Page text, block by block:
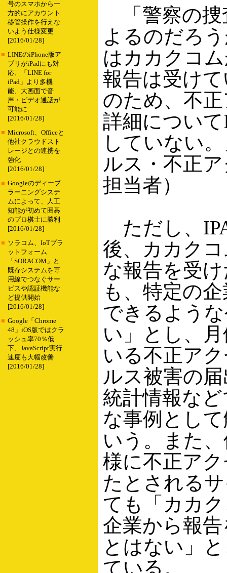
号のスマホから一
方的にアカウント
移管操作を行えな
いよう仕様変更
[2016/01/28]
■ LINEのiPhone版ア
プリがiPadにも対
応、「LINE for
iPad」より多機
能、大画面で音
声・ビデオ通話が
可能に
[2016/01/28]
■ Microsoft、Officeと
他社クラウドスト
レージとの連携を
強化
[2016/01/28]
■ Googleのディープ
ラーニングシステ
ムによって、人工
知能が初めて囲碁
のプロ棋士に勝利
[2016/01/28]
■ ソラコム、IoTプラ
ットフォーム
「SORACOM」と
既存システムを専
用線でつなぐサー
ビスや認証機能な
ど提供開始
[2016/01/28]
■ Google「Chrome
48」iOS版ではクラ
ッシュ率70％低
下、JavaScript実行
速度も大幅改善
[2016/01/28]
「警察の捜
よるのだろ
はカカクコ
報告は受け
のため、不
詳細につい
していない
ルス・不正
担当者）
ただし、
後、カカク
な報告を受
も、特定の
できるよう
い」とし、
いる不正ア
ルス被害の
統計情報な
な事例とし
いう。また
様に不正ア
たとされる
ても「カカ
企業から報
とはない」
ている。